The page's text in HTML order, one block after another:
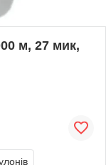
м, 27 мик,